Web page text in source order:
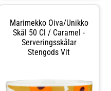
Royal Design.
Marimekko Oiva/unikko
Skål 50 Cl / Caramel -
Serveringsskålar
Stengods Vit